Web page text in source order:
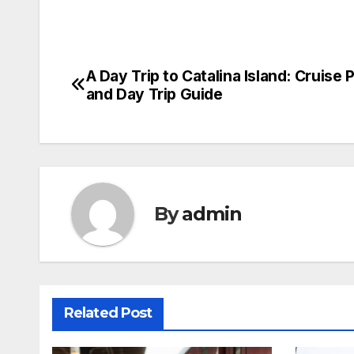
Post
A Day Trip to Catalina Island: Cruise
and Day Trip Guide
Byadmin
Related Post